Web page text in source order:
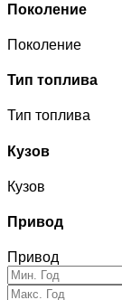
Поколение
Поколение
Тип топлива
Тип топлива
Кузов
Кузов
Привод
Привод